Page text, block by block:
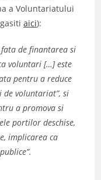
a Voluntariatului
aici):
de finantarea si
voluntari […] este
pentru a reduce
voluntariat”, si
a promova si
portilor deschise,
implicarea ca